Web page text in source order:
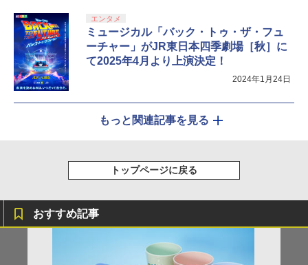
エンタメ
ミュージカル「バック・トゥ・ザ・フュ
ーチャー」がJR東日本四季劇場［秋］に
て2025年4月より上演決定！
2024年1月24日
もっと関連記事を見る
トップページに戻る
おすすめ記事